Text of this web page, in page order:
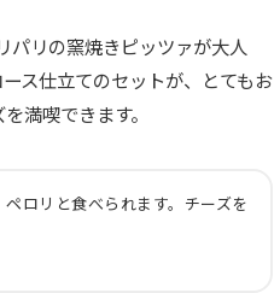
パリの窯焼きピッツァが大人
ス仕立てのセットが、とてもお
満喫できます。
ロリと食べられます。チーズを